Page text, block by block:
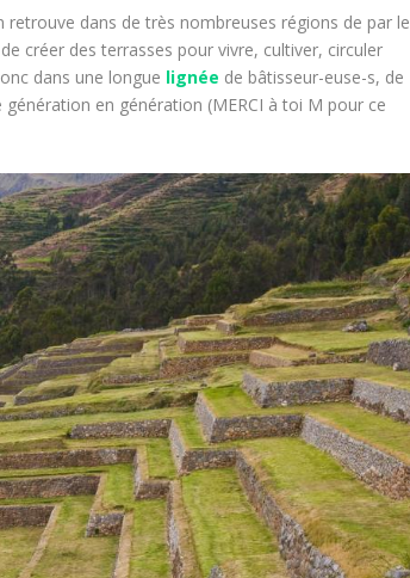
retrouve dans de très nombreuses régions de par le
créer des terrasses pour vivre, cultiver, circuler
dans une longue lignée de bâtisseur-euse-s, de
en génération (MERCI à toi M pour ce